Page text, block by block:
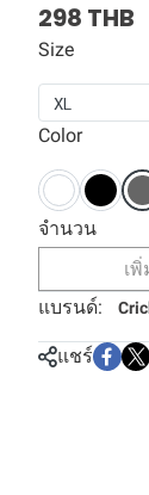
298 THB
Size
XL
Color
จำนวน
เ
แบรนด์:
แชร์